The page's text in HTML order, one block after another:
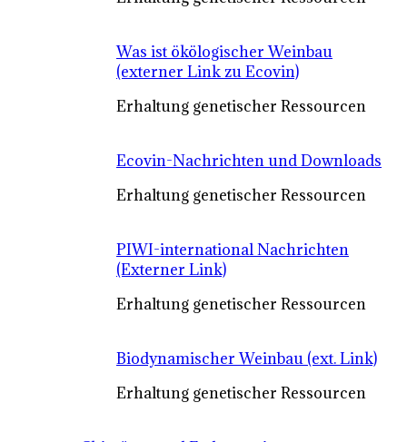
Was ist ökölogischer Weinbau
(externer Link zu Ecovin)
Erhaltung genetischer Ressourcen
Ecovin-Nachrichten und Downloads
Erhaltung genetischer Ressourcen
PIWI-international Nachrichten
(Externer Link)
Erhaltung genetischer Ressourcen
Biodynamischer Weinbau (ext. Link)
Erhaltung genetischer Ressourcen